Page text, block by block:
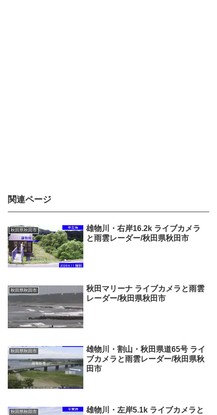
関連ページ
秋田県秋田市
雄物川・右岸16.2k ライブカメラ
と雨雲レーダー/秋田県秋田市
秋田県秋田市
秋田マリーナ ライブカメラと雨雲
レーダー/秋田県秋田市
秋田県秋田市
雄物川・割山・秋田県道65号 ライ
ブカメラと雨雲レーダー/秋田県秋
田市
秋田県秋田市
雄物川・左岸5.1k ライブカメラと